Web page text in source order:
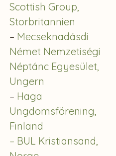
Scottish Group,
Storbritannien
– Mecseknadásdi
Német Nemzetiségi
Néptánc Egyesület,
Ungern
– Haga
Ungdomsförening,
Finland
– BUL Kristiansand,